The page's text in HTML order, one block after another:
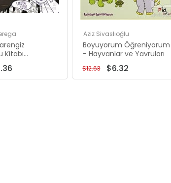
Kitabı
Çünkü
Aziz Sivaslıoğlu
Boyuyorum Öğreniyorum
- Hayvanlar ve Yavruları
$6.32
$12.63